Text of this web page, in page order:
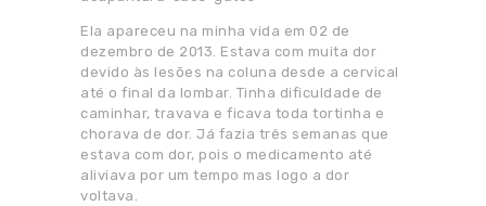
Ela apareceu na minha vida em 02 de
dezembro de 2013. Estava com muita dor
devido às lesões na coluna desde a cervical
até o final da lombar. Tinha dificuldade de
caminhar, travava e ficava toda tortinha e
chorava de dor. Já fazia três semanas que
estava com dor, pois o medicamento até
aliviava por um tempo mas logo a dor
voltava.